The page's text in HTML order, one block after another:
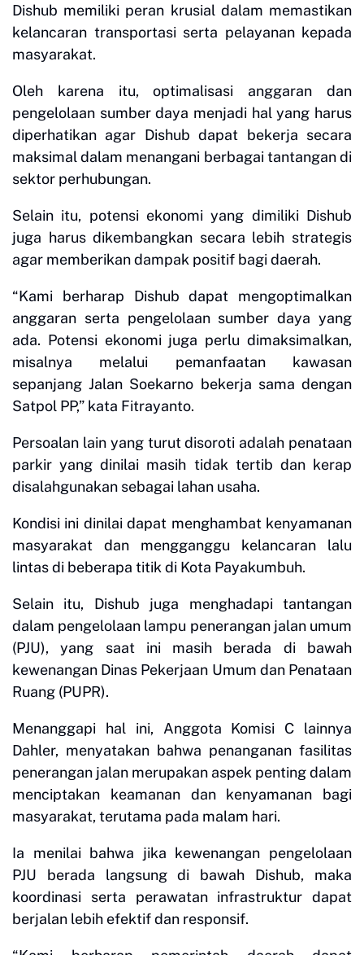
Dishub memiliki peran krusial dalam memastikan
kelancaran transportasi serta pelayanan kepada
masyarakat.
Oleh karena itu, optimalisasi anggaran dan
pengelolaan sumber daya menjadi hal yang harus
diperhatikan agar Dishub dapat bekerja secara
maksimal dalam menangani berbagai tantangan di
sektor perhubungan.
Selain itu, potensi ekonomi yang dimiliki Dishub
juga harus dikembangkan secara lebih strategis
agar memberikan dampak positif bagi daerah.
“Kami berharap Dishub dapat mengoptimalkan
anggaran serta pengelolaan sumber daya yang
ada. Potensi ekonomi juga perlu dimaksimalkan,
misalnya melalui pemanfaatan kawasan
sepanjang Jalan Soekarno bekerja sama dengan
Satpol PP,” kata Fitrayanto.
Persoalan lain yang turut disoroti adalah penataan
parkir yang dinilai masih tidak tertib dan kerap
disalahgunakan sebagai lahan usaha.
Kondisi ini dinilai dapat menghambat kenyamanan
masyarakat dan mengganggu kelancaran lalu
lintas di beberapa titik di Kota Payakumbuh.
Selain itu, Dishub juga menghadapi tantangan
dalam pengelolaan lampu penerangan jalan umum
(PJU), yang saat ini masih berada di bawah
kewenangan Dinas Pekerjaan Umum dan Penataan
Ruang (PUPR).
Menanggapi hal ini, Anggota Komisi C lainnya
Dahler, menyatakan bahwa penanganan fasilitas
penerangan jalan merupakan aspek penting dalam
menciptakan keamanan dan kenyamanan bagi
masyarakat, terutama pada malam hari.
Ia menilai bahwa jika kewenangan pengelolaan
PJU berada langsung di bawah Dishub, maka
koordinasi serta perawatan infrastruktur dapat
berjalan lebih efektif dan responsif.